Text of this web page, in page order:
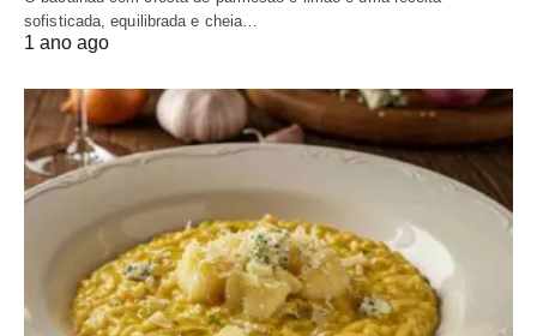
sofisticada, equilibrada e cheia…
1 ano ago